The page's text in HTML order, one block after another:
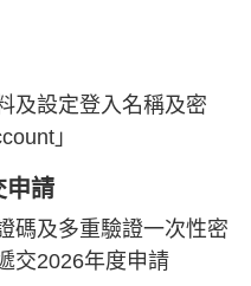
及設定登入名稱及密
」
申請
碼及多重驗證一次性密
交2026年度申請